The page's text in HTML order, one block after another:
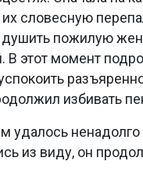
словесную
пожилую
В этот момент
избивать
удалось ненадолго
из виду, он